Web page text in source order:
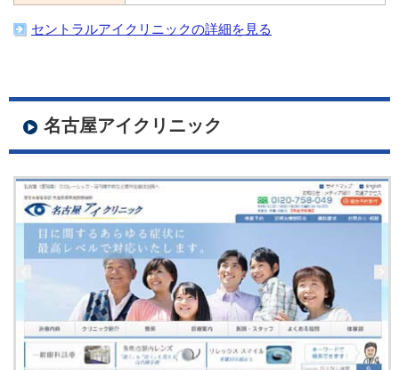
セントラルアイクリニックの詳細を見る
名古屋アイクリニック